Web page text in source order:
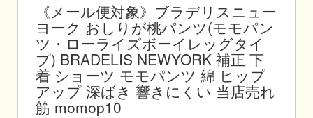
《メール便対象》ブラデリスニュー
ヨーク おしりが桃パンツ(モモパン
ツ・ローライズボーイレッグタイ
プ) BRADELIS NEWYORK 補正 下
着 ショーツ モモパンツ 綿 ヒップ
アップ 深ばき 響きにくい 当店売れ
筋 momop10